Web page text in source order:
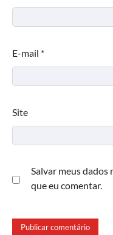
E-mail *
Site
Salvar meus dados
que eu comentar.